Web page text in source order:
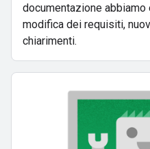
documentazione
modifica dei requisiti,
chiarimenti.